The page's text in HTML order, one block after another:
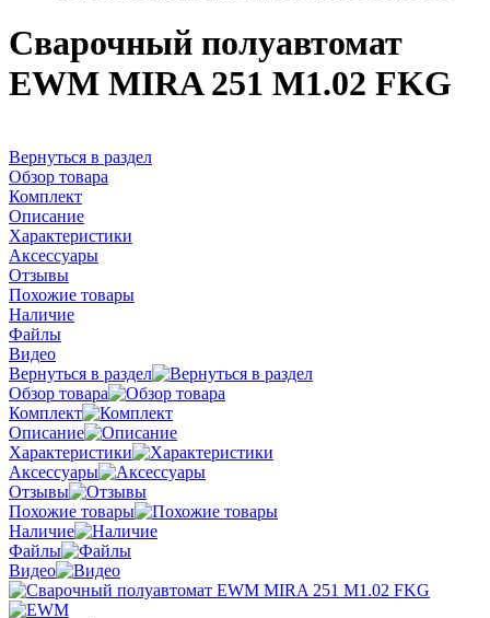
Сварочный полуавтомат
EWM MIRA 251 M1.02 FKG
Вернуться в раздел
Обзор товара
Комплект
Описание
Характеристики
Аксессуары
Отзывы
Похожие товары
Наличие
Файлы
Видео
Вернуться в раздел
Обзор товара
Комплект
Описание
Характеристики
Аксессуары
Отзывы
Похожие товары
Наличие
Файлы
Видео